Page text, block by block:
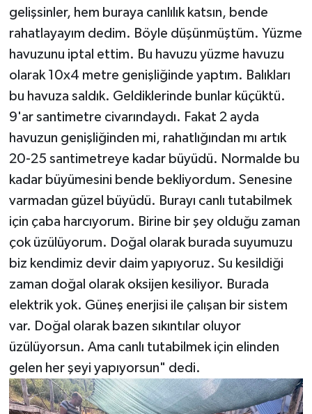
gelişsinler, hem buraya canlılık katsın, bende
rahatlayayım dedim. Böyle düşünmüştüm. Yüzme
havuzunu iptal ettim. Bu havuzu yüzme havuzu
olarak 10x4 metre genişliğinde yaptım. Balıkları
bu havuza saldık. Geldiklerinde bunlar küçüktü.
9'ar santimetre civarındaydı. Fakat 2 ayda
havuzun genişliğinden mi, rahatlığından mı artık
20-25 santimetreye kadar büyüdü. Normalde bu
kadar büyümesini bende bekliyordum. Senesine
varmadan güzel büyüdü. Burayı canlı tutabilmek
için çaba harcıyorum. Birine bir şey olduğu zaman
çok üzülüyorum. Doğal olarak burada suyumuzu
biz kendimiz devir daim yapıyoruz. Su kesildiği
zaman doğal olarak oksijen kesiliyor. Burada
elektrik yok. Güneş enerjisi ile çalışan bir sistem
var. Doğal olarak bazen sıkıntılar oluyor
üzülüyorsun. Ama canlı tutabilmek için elinden
gelen her şeyi yapıyorsun" dedi.